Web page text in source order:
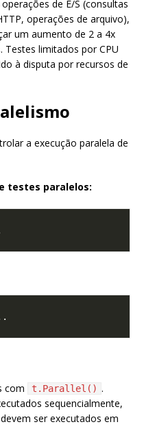
de E/S (consultas
operações de arquivo),
um aumento de 2 a 4x
limitados por CPU
à disputa por recursos de
a execução paralela de
testes paralelos:
com t.Parallel() .
sequencialmente,
ser executados em